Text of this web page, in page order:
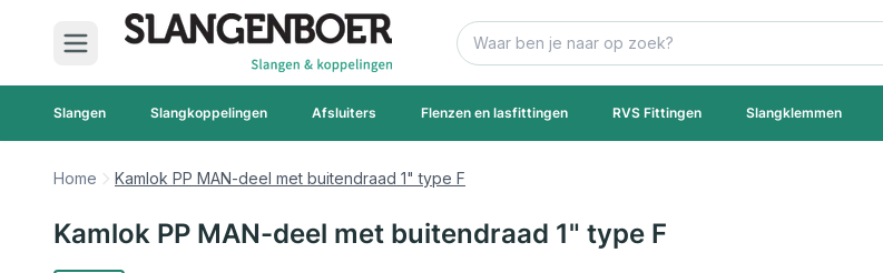
Ga naar de inhoud
Zoek
Slangen Slangkoppelingen Afsluiters Flenzen en lasfittingen RVS Fittingen Slangklemmen
Home Kamlok PP MAN-deel met buitendraad 1" type F
Kamlok PP MAN-deel met buitendraad 1" type F